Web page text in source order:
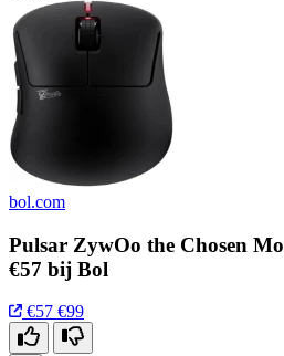
bol.com
Pulsar ZywOo the Chosen
€57 bij Bol
€57 €99